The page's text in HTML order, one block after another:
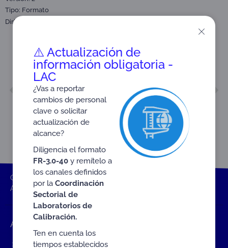
Tipo: Formato
Dirigido a:
ANTERIOR
FR-3.0-18 V5
ANEXO H FR-3.2-22 V2
ONAC
ANEXO F FR-3.2-22 V2
Accesos rápidos
Eventos
⚠️ Actualización de
información obligatoria -
LAC
¿Vas a reportar
cambios de personal
clave o solicitar
actualización de
alcance?
Diligencia el formato
FR-3.0-40y remítelo a
los canales definidos
por la Coordinación
Sectorial de
Laboratorios de
Calibración.
Ten en cuenta los
tiempos establecidos